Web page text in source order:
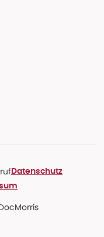
Datenschutz